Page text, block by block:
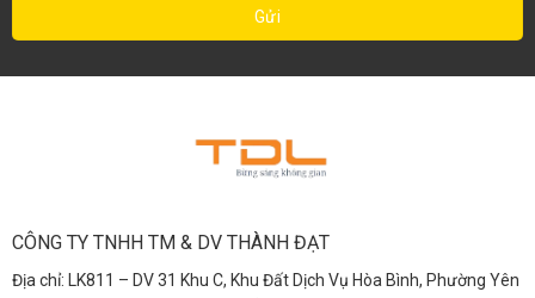
CÔNG TY TNHH TM & DV THÀNH ĐẠT
Địa chỉ: LK811 – DV 31 Khu C, Khu Đất Dịch Vụ Hòa Bình, Phường Yên